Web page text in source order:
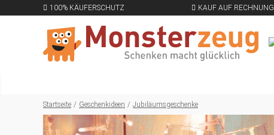
100% KÄUFERSCHUTZ KAUF AUF RECHNUNG
Startseite Geschenkideen Jubiläumsgeschenke